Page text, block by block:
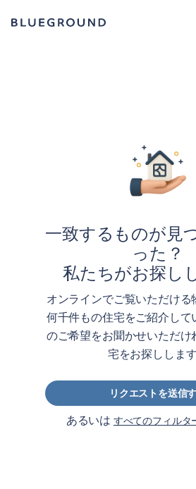
一致するものが見
った？
私たちがお探し
オンラインでご覧いただける
何千件もの住宅をご紹介して
のご希望をお聞かせいただけ
宅をお探しします
リクエストを送信
あるいは すべてのフィルタ